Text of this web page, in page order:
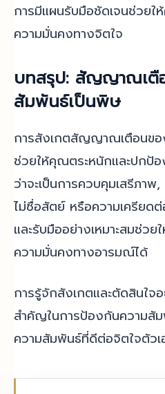
การมีแผนรับมือชัดเจนช่วย
ความมั่นคงทางจิตใจ
บทสรุป: สัญญาณเตื
สัมพันธ์เป็นพิษ
การสังเกตสัญญาณเตือนข
ช่วยให้คุณตระหนักและปกป้
ว่าจะเป็นการควบคุมเสรีภา
ไม่ซื่อสัตย์ หรือความเครียด
และรับมืออย่างเหมาะสมช่ว
ความมั่นคงทางอารมณ์ได้
การรู้จักสังเกตและตัดสินใ
สำคัญในการป้องกันความสั
ความสัมพันธ์ที่ดีต่อจิตใจตัวเ